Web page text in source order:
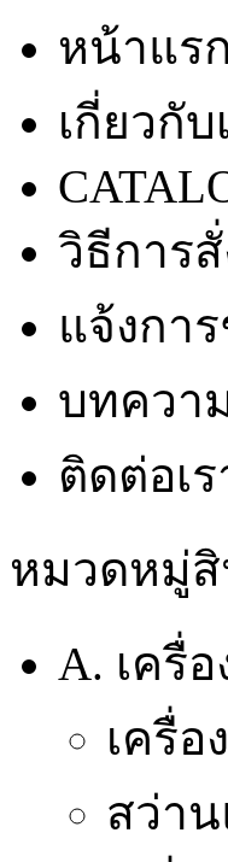
หน้าแรก
เกี่ยวกับ
วิธีการ
แจ้งกา
บทควา
ติดต่อเร
หมวดหมู่
A. เครื่
เครื่อ
สว่า